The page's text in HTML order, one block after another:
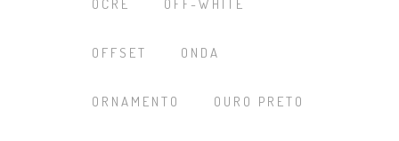
OCRE OFF-WHITE
OFFSET ONDA
ORNAMENTO OURO PRETO